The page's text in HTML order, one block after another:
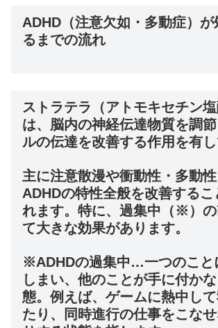
ADHD（注意欠如・多動症）が
るまでの流れ
ストラテラ（アトモキセチン塩
は、脳内の神経伝達物質を調
ルの伝達を改善する作用を有し
主に注意散漫や衝動性・多動
ADHDの特性全般を改善するこ
れます。特に、過集中（※）
て大きな効果があります。
※ADHDの過集中…一つのこと
しまい、他のことが手に付か
態。例えば、ゲームに熱中し
たり、同時進行の仕事をこな